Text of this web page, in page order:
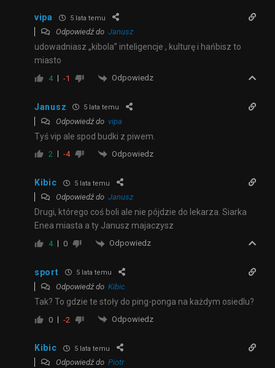
vipa 5 lata temu
Odpowiedź do Janusz
udowadniasz „kibola” inteligencje , kulturę i hańbisz to
miasto
4 -1 Odpowiedz
Janusz 5 lata temu
Odpowiedź do vipa
Tyś vip ale spod budki z piwem.
2 -4 Odpowiedz
Kibic 5 lata temu
Odpowiedź do Janusz
Drugi, którego coś boli ale nie pójdzie do lekarza. Siarka
Enea miasta a ty Janusz majaczysz
4 0 Odpowiedz
sport 5 lata temu
Odpowiedź do Kibic
Tak? To gdzie te stoły do ping-ponga na każdym osiedlu?
0 -2 Odpowiedz
Kibic 5 lata temu
Odpowiedź do Piotr